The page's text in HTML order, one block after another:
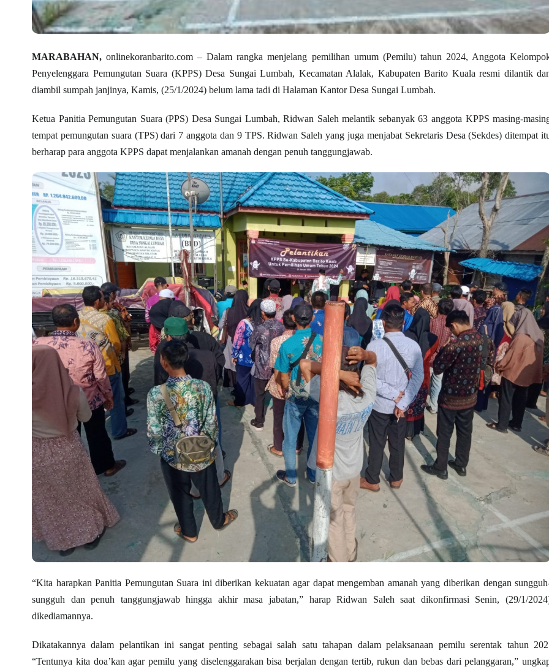
MARABAHAN, onlinekoranbarito.com – Dalam rangka menjelang pemilihan umum (Pemilu) tahun 2024, Anggota
Penyelenggara Pemungutan Suara (KPPS) Desa Sungai Lumbah, Kecamatan Alalak, Kabupaten Barito Kuala resmi dilantik
diambil sumpah janjinya, Kamis, (25/1/2024) belum lama tadi di Halaman Kantor Desa Sungai Lumbah.
Ketua Panitia Pemungutan Suara (PPS) Desa Sungai Lumbah, Ridwan Saleh melantik sebanyak 63 anggota KPPS masing-
tempat pemungutan suara (TPS) dari 7 anggota dan 9 TPS. Ridwan Saleh yang juga menjabat Sekretaris Desa (Sekdes) ditempat
berharap para anggota KPPS dapat menjalankan amanah dengan penuh tanggungjawab.
“Kita harapkan Panitia Pemungutan Suara ini diberikan kekuatan agar dapat mengemban amanah yang diberikan dengan
sungguh dan penuh tanggungjawab hingga akhir masa jabatan,” harap Ridwan Saleh saat dikonfirmasi Senin, (29/1/
dikediamannya.
Dikatakannya dalam pelantikan ini sangat penting sebagai salah satu tahapan dalam pelaksanaan pemilu serentak tahun
“Tentunya kita doa’kan agar pemilu yang diselenggarakan bisa berjalan dengan tertib, rukun dan bebas dari pelanggaran,”